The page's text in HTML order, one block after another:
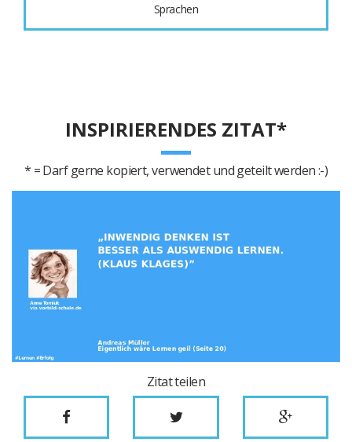
Sprachen
INSPIRIERENDES ZITAT*
* = Darf gerne kopiert, verwendet und geteilt werden :-)
Zitat teilen